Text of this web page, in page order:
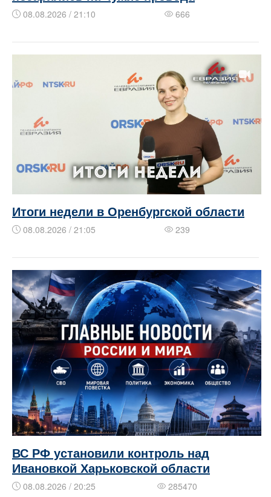
08.08.2026 / 21:10 666
Итоги недели в Оренбургской области
08.08.2026 / 21:05 239
ВС РФ установили контроль над
Ивановкой Харьковской области
08.08.2026 / 20:25 285470